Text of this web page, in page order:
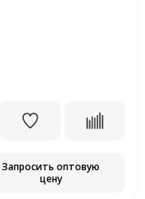
Запросить оптовую
цену